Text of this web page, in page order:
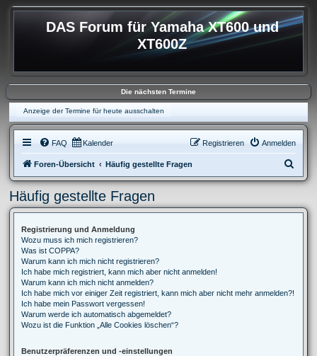
DAS Forum für Yamaha XT600 und
XT600Z
Die nächsten Termine
Anzeige der Termine für heute ausschalten
FAQ Kalender Anmelden
Registrieren
Foren-Übersicht Häufig gestellte Fragen
u
h
Häufig gestellte Fragen
Registrierung und Anmeldung
Wozu muss ich mich registrieren?
Was ist COPPA?
Warum kann ich mich nicht registrieren?
Ich habe mich registriert, kann mich aber nicht anmelden!
Warum kann ich mich nicht anmelden?
Ich habe mich vor einiger Zeit registriert, kann mich aber nicht mehr anmelden?!
Ich habe mein Passwort vergessen!
Warum werde ich automatisch abgemeldet?
Wozu ist die Funktion „Alle Cookies löschen“?
Benutzerpräferenzen und -einstellungen